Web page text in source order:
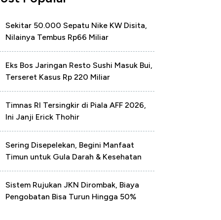
Sekitar 50.000 Sepatu Nike KW Disita,
Nilainya Tembus Rp66 Miliar
Eks Bos Jaringan Resto Sushi Masuk Bui,
Terseret Kasus Rp 220 Miliar
Timnas RI Tersingkir di Piala AFF 2026,
Ini Janji Erick Thohir
Sering Disepelekan, Begini Manfaat
Timun untuk Gula Darah & Kesehatan
Sistem Rujukan JKN Dirombak, Biaya
Pengobatan Bisa Turun Hingga 50%